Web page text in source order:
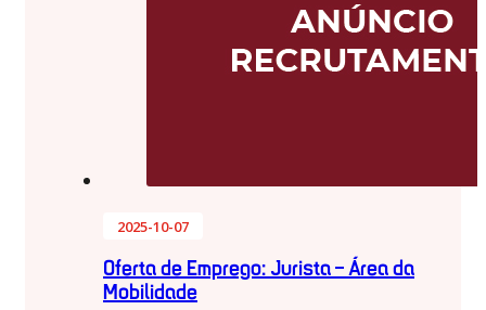
2025-10-07
Oferta de Emprego: Jurista – Área da
Mobilidade